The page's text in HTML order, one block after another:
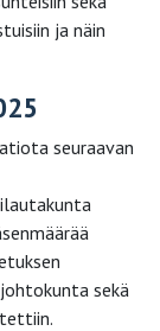
ja näin
seuraavan
sekä